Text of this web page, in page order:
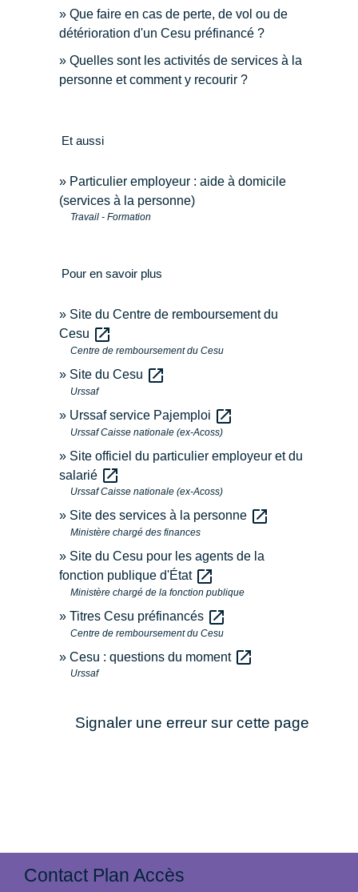
Que faire en cas de perte, de vol ou de
détérioration d'un Cesu préfinancé ?
Quelles sont les activités de services à la
personne et comment y recourir ?
Et aussi
Particulier employeur : aide à domicile
(services à la personne)
Travail - Formation
Pour en savoir plus
Site du Centre de remboursement du
Cesu open_in_new
Centre de remboursement du Cesu
Site du Cesu open_in_new
Urssaf
Urssaf service Pajemploi open_in_new
Urssaf Caisse nationale (ex-Acoss)
Site officiel du particulier employeur et du
salarié open_in_new
Urssaf Caisse nationale (ex-Acoss)
Site des services à la personne open_in_new
Ministère chargé des finances
Site du Cesu pour les agents de la
fonction publique d'État open_in_new
Ministère chargé de la fonction publique
Titres Cesu préfinancés open_in_new
Centre de remboursement du Cesu
Cesu : questions du moment open_in_new
Urssaf
Signaler une erreur sur cette page
Contact Plan Accès